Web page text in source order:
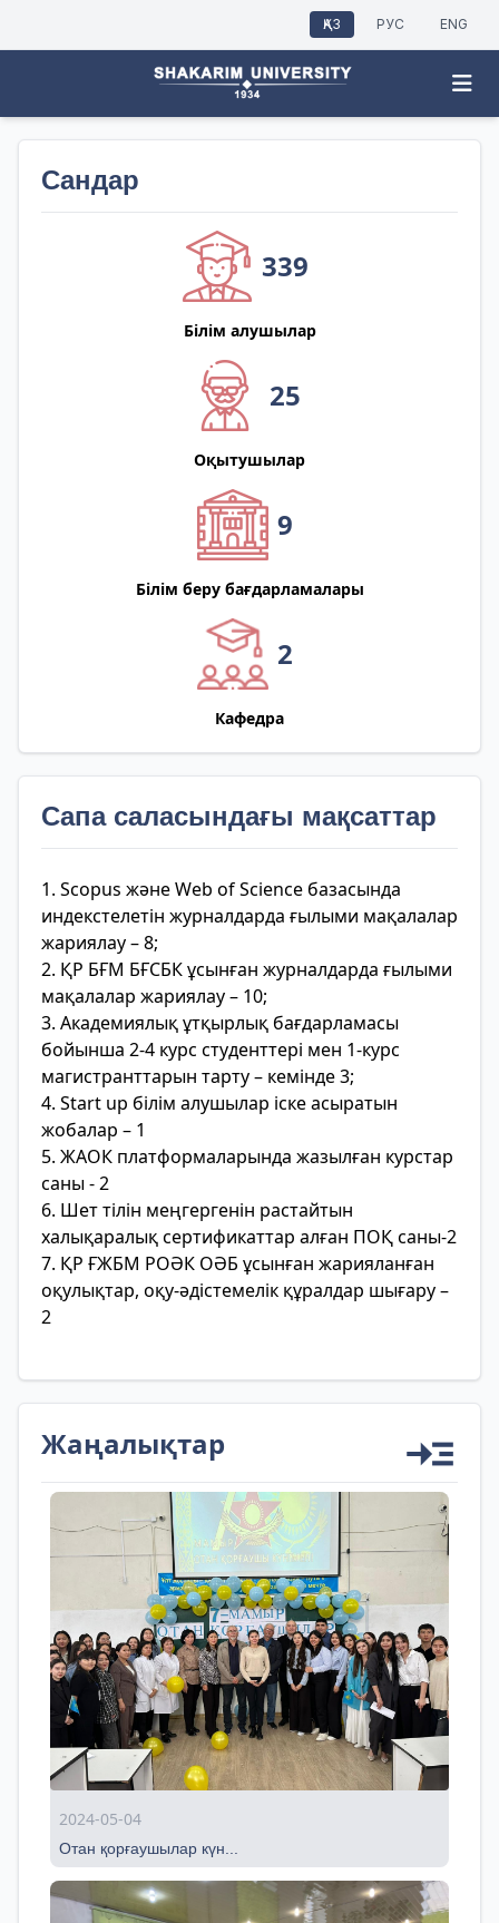
ҚАЗ РУС ENG
Сандар
339
Білім алушылар
25
Оқытушылар
9
Білім беру бағдарламалары
2
Кафедра
Сапа саласындағы мақсаттар
1. Scopus және Web of Science базасында
индекстелетін журналдарда ғылыми мақалалар
жариялау – 8;
2. ҚР БҒМ БҒСБК ұсынған журналдарда ғылыми
мақалалар жариялау – 10;
3. Академиялық ұтқырлық бағдарламасы
бойынша 2-4 курс студенттері мен 1-курс
магистранттарын тарту – кемінде 3;
4. Start up білім алушылар іске асыратын
жобалар – 1
5. ЖАОК платформаларында жазылған курстар
саны - 2
6. Шет тілін меңгергенін растайтын
халықаралық сертификаттар алған ПОҚ саны-2
7. ҚР ҒЖБМ РОӘК ОӘБ ұсынған жарияланған
оқулықтар, оқу-әдістемелік құралдар шығару –
2
Жаңалықтар
2024-05-04
Отан қорғаушылар күн...